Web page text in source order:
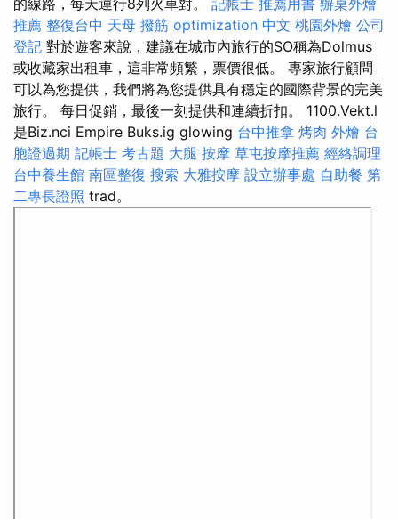
推薦 整復台中 天母 撥筋 optimization 中文 桃園外燴 公司
登記 對於遊客來說，建議在城市內旅行的SO稱為Dolmus
或收藏家出租車，這非常頻繁，票價很低。 專家旅行顧問
可以為您提供，我們將為您提供具有穩定的國際背景的完美
旅行。 每日促銷，最後一刻提供和連續折扣。 1100.Vekt.l
是Biz.nci Empire Buks.ig glowing 台中推拿 烤肉 外燴 台
胞證過期 記帳士 考古題 大腿 按摩 草屯按摩推薦 經絡調理
台中養生館 南區整復 搜索 大雅按摩 設立辦事處 自助餐 第
二專長證照 trad。